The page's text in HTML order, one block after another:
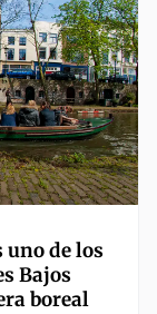
uno de los
Bajos
boreal